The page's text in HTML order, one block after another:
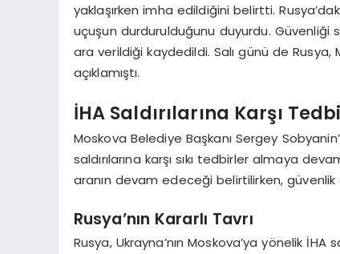
yaklaşırken imha edildiğini belirtti.
uçuşun durdurulduğunu duyurdu. Güvenliği
ara verildiği kaydedildi. Salı günü de Rusya,
açıklamıştı.
İHA Saldırılarına Karşı
Moskova Belediye Başkanı Sergey
saldırılarına karşı sıkı tedbirler almaya
aranın devam edeceği belirtilirken,
Rusya’nın Kararlı Tavrı
Rusya, Ukrayna’nın Moskova’ya yönelik İHA